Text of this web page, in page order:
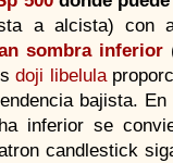
a alcista) con
sombra inferior
doji libelula
bajista.
inferior se
candlestick